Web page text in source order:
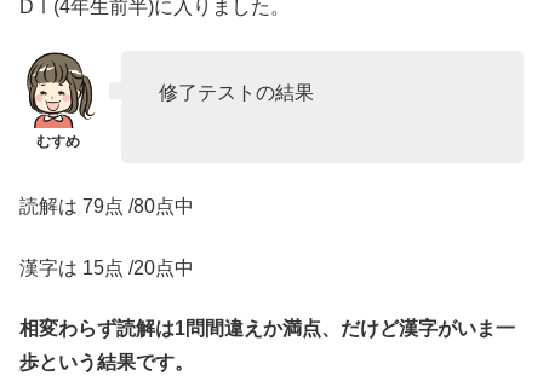
DⅠ(4年生前半)に入りました。
修了テストの結果
読解は 79点 /80点中
漢字は 15点 /20点中
相変わらず読解は1問間違えか満点、だけど漢字がいま一
歩という結果です。